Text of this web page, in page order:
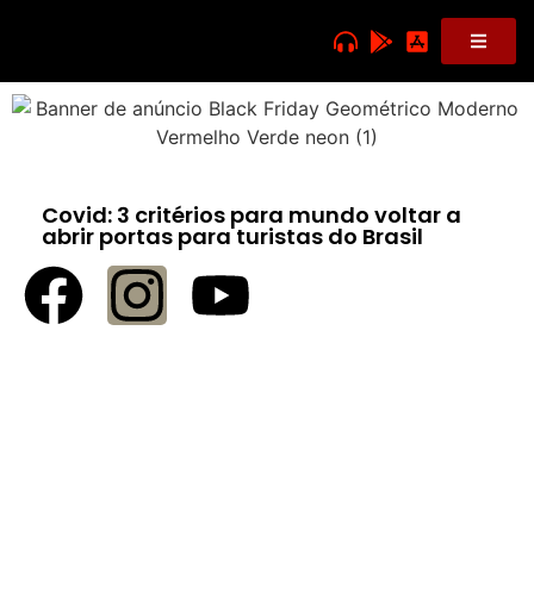
Covid: 3 critérios para mundo voltar a
abrir portas para turistas do Brasil